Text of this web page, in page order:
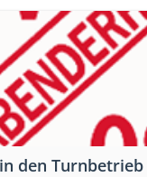
den Turnbetrieb